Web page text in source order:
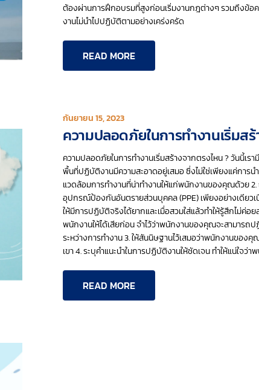
ต้องผ่านการฝึกอบรมที่สูงก่อนเริ่มงานกฎต่างๆ รวมถึงข้อ
งานไม่นำไปปฏิบัติตามอย่างเคร่งครัด
READ MORE
กันยายน 15, 2023
ความปลอดภัยในการทำงานเริ่มส
ความปลอดภัยในการทำงานเริ่มสร้างจากตรงไหน ? วันนี้เ
พื้นที่ปฏิบัติงานมีความสะอาดอยู่เสมอ ซึ่งไม่ใช่เพียงแค่กา
แวดล้อมการทำงานที่น่าทำงานให้แก่พนักงานของคุณด้วย
อุปกรณ์ป้องกันอันตรายส่วนบุคคล (PPE) เพียงอย่างเดีย
ให้มีการปฏิบัติจริงได้ยากและเมื่อสวมใส่แล้วทำให้รู้สึกไม่
พนักงานให้ได้เสียก่อน จำไว้ว่าพนักงานของคุณจะสามารถ
ระหว่างการทำงาน 3. ให้สันนิษฐานไว้เสมอว่าพนักงานข
เขา 4. ระบุคำแนะนำในการปฏิบัติงานให้ชัดเจน ทำให้แน่ใ
READ MORE